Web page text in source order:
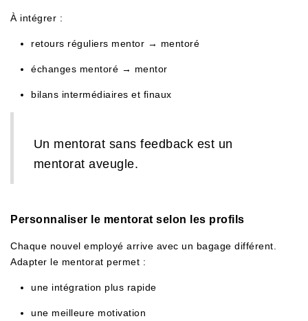
À intégrer :
retours réguliers mentor → mentoré
échanges mentoré → mentor
bilans intermédiaires et finaux
Un mentorat sans feedback est un
mentorat aveugle.
Personnaliser le mentorat selon les profils
Chaque nouvel employé arrive avec un bagage différent.
Adapter le mentorat permet :
une intégration plus rapide
une meilleure motivation